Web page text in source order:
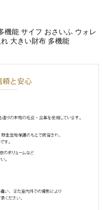
機能 サイフ おさいふ ウォレ
大きい財布 多機能